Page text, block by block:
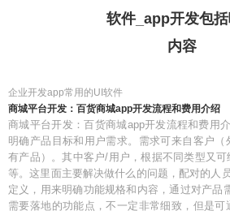
软件_app开发包
内容
企业开发app常用的UI软件
商城平台开发：百货商城app开发流程和费用介绍
商城平台开发：百货商城app开发流程和费用
明确产品目标和用户需求。需求可来自客户（
有产品）。其中客户/用户，根据不同类型又
等。这里面主要解决做什么的问题，配对的人
定义，用来明确功能规格和内容，通过对产品
需要落地的功能点，不一定非常细致，但是可